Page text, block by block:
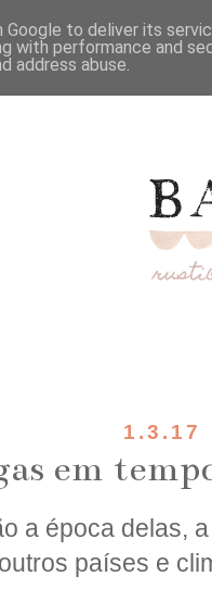
1.3.17
em
a época delas,
países e
to deliver its
with performance and
address abuse.